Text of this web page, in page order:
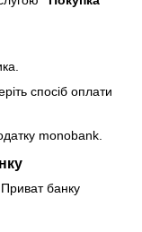
спосіб оплати
monobank.
банку